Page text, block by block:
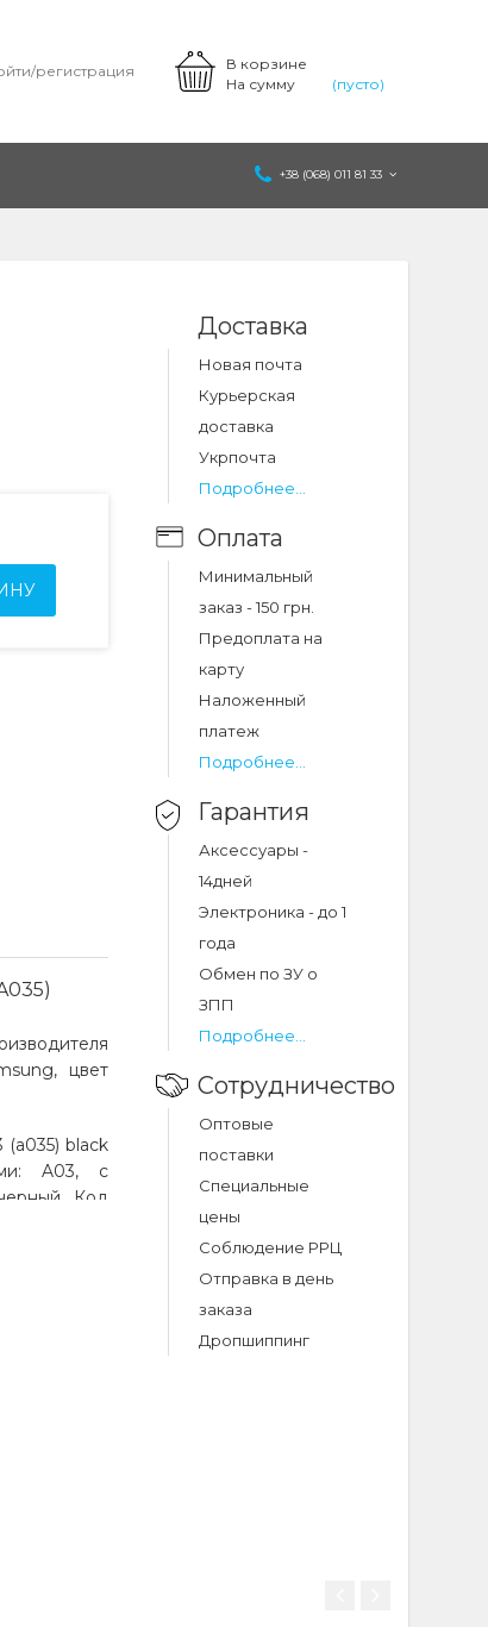
В корзине
На сумму
(пусто)
регистрация
+38 (068) 011 81 33
цвет
(a035) black
A03, с
Код
по
Доставка
Новая почта
Курьерская
доставка
Укрпочта
Подробнее...
Оплата
Минимальный
заказ - 150 грн.
Предоплата на
карту
Наложенный
платеж
Подробнее...
Гарантия
Аксессуары -
14дней
Электроника - до 1
года
Обмен по ЗУ о
ЗПП
Подробнее...
Сотрудничество
Оптовые
поставки
Специальные
цены
Соблюдение РРЦ
Отправка в день
заказа
Дропшиппинг